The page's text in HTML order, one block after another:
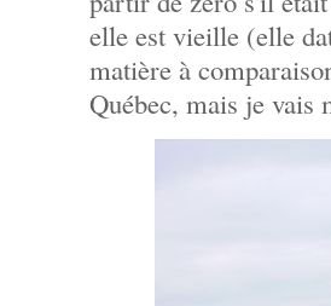
elle est vieille (elle
matière à
Québec, mais je vais